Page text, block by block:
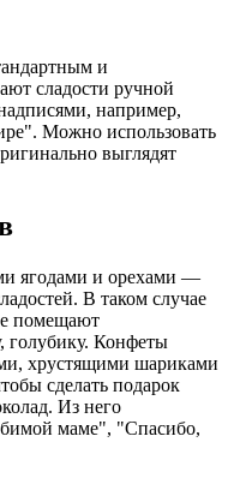
и
сладости ручной
например,
Можно использовать
выглядят
ягодами и орехами —
В таком случае
помещают
голубику. Конфеты
хрустящими шариками
сделать подарок
Из него
маме", "Спасибо,